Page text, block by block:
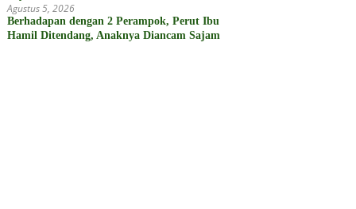
Agustus 5, 2026
Berhadapan dengan 2 Perampok, Perut Ibu
Hamil Ditendang, Anaknya Diancam Sajam